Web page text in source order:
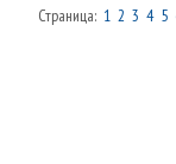
Страница: 1 2 3 4 5